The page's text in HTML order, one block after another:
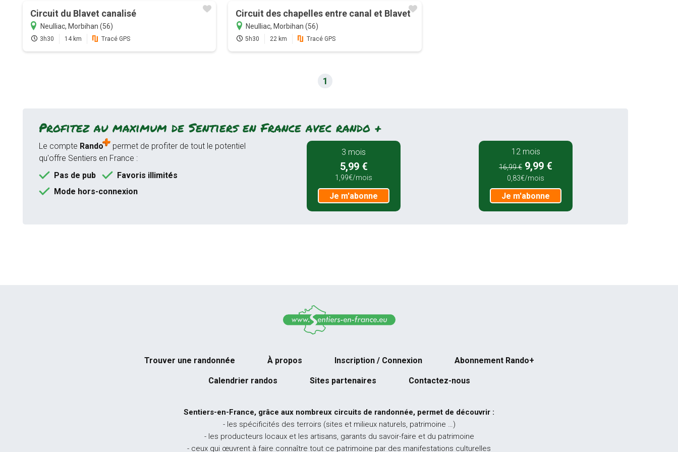
Circuit du Blavet canalisé
Neulliac, Morbihan (56)
3h30 14 km Tracé GPS
Circuit des chapelles entre canal et Blavet
Neulliac, Morbihan (56)
5h30 22 km Tracé GPS
1
Profitez au maximum de Sentiers en France avec rando +
Le compte Rando
permet de profiter de tout le potentiel
qu'offre Sentiers en France :
Pas de pub
Favoris illimités
Mode hors-connexion
3 mois
5,99 €
1,99€/mois
Je m'abonne
12 mois
16,99 € 9,99 €
0,83€/mois
Je m'abonne
Trouver une randonnée À propos Inscription / Connexion Abonnement Rando+
Calendrier randos Sites partenaires Contactez-nous
Sentiers-en-France, grâce aux nombreux circuits de randonnée, permet de découvrir :
- les spécificités des terroirs (sites et milieux naturels, patrimoine …)
- les producteurs locaux et les artisans, garants du savoir-faire et du patrimoine
- ceux qui œuvrent à faire connaître tout ce patrimoine par des manifestations culturelles